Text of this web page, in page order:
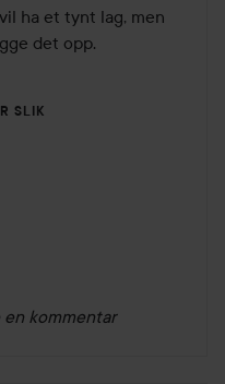
ha et tynt lag, men
det opp.
SLIK
en kommentar